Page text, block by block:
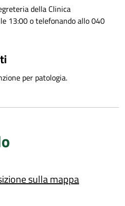
della Clinica
13:00 o telefonando allo 040
per patologia.
sulla mappa